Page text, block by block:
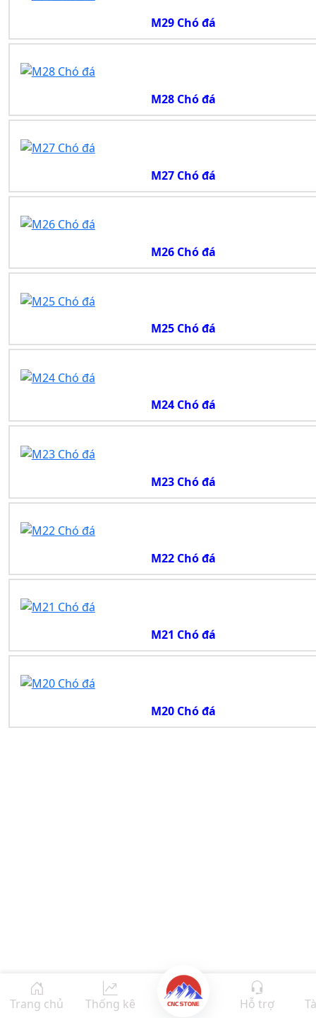
M29 Chó đá
M28 Chó đá
M27 Chó đá
M26 Chó đá
M25 Chó đá
M24 Chó đá
M23 Chó đá
M22 Chó đá
M21 Chó đá
M20 Chó đá
Trang chủ Thống kê Hỗ trợ